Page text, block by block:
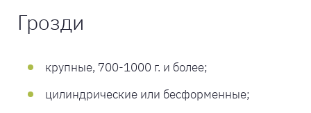
Грозди
крупные, 700-1000 г. и более;
цилиндрические или бесформенные;